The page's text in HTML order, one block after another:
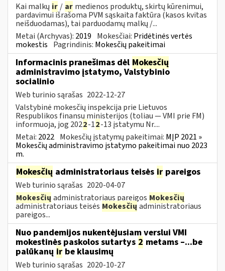
Kai malkų ir / ar medienos produktų, skirtų kūrenimui,
pardavimui išrašoma PVM sąskaita faktūra (kasos kvitas
neišduodamas), tai parduodamų malkų /...
Metai (Archyvas): 2019 Mokesčiai: Pridėtinės vertės
mokestis Pagrindinis: Mokesčių pakeitimai
Informacinis pranešimas dėl Mokesčių
administravimo įstatymo, Valstybinio
socialinio
Web turinio sąrašas 2022-12-27
Valstybinė mokesčių inspekcija prie Lietuvos
Respublikos finansų ministerijos (toliau — VMI prie FM)
informuoja, jog 2022-12-13 įstatymu Nr....
Metai: 2022 Mokesčių įstatymų pakeitimai: MĮP 2021 »
Mokesčių administravimo įstatymo pakeitimai nuo 2023
m.
Mokesčių administratoriaus teisės ir pareigos
Web turinio sąrašas 2020-04-07
Mokesčių administratoriaus pareigos Mokesčių
administratoriaus teisės Mokesčių administratoriaus
pareigos...
Nuo pandemijos nukentėjusiam verslui VMI
mokestinės paskolos sutartys 2 metams –...be
palūkanų ir be klausimų
Web turinio sąrašas 2020-10-27